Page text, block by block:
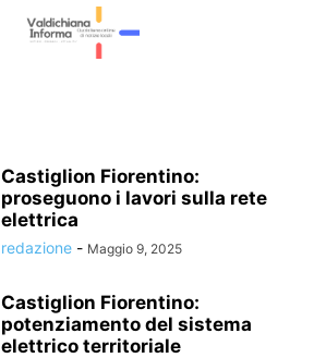
Castiglion Fiorentino:
proseguono i lavori sulla rete
elettrica
redazione - Maggio 9, 2025
Castiglion Fiorentino:
potenziamento del sistema
elettrico territoriale